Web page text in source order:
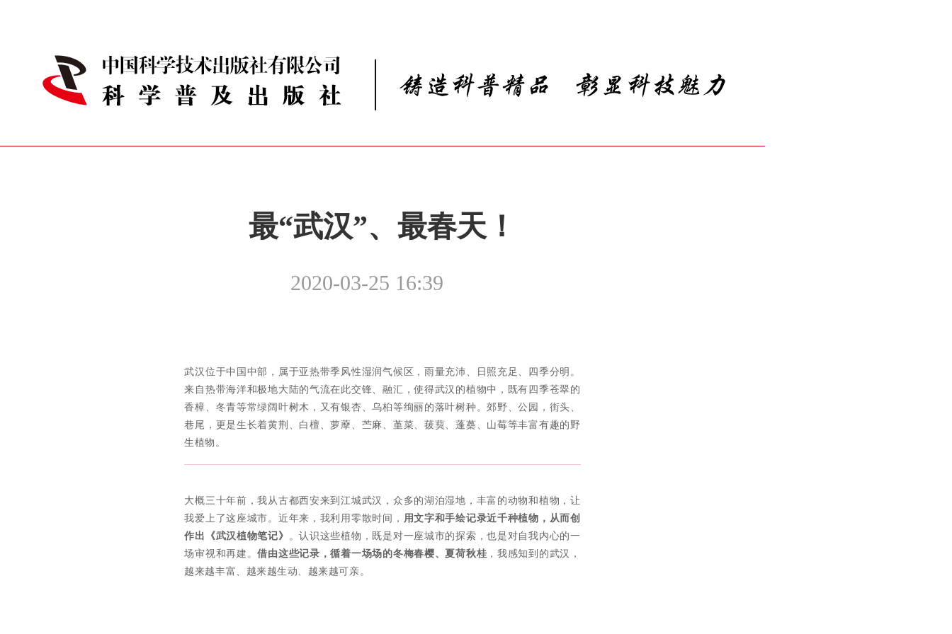
最“武汉”、最春天！
2020-03-25 16:39
武汉位于中国中部，属于亚热带季风性湿润气候区，雨量充沛、日照充足、四季分明。
来自热带海洋和极地大陆的气流在此交锋、融汇，使得武汉的植物中，既有四季苍翠的
香樟、冬青等常绿阔叶树木，又有银杏、乌桕等绚丽的落叶树种。郊野、公园，街头、
巷尾，更是生长着黄荆、白檀、萝藦、苎麻、堇菜、菝葜、蓬蘽、山莓等丰富有趣的野
生植物。
大概三十年前，我从古都西安来到江城武汉，众多的湖泊湿地，丰富的动物和植物，让
我爱上了这座城市。近年来，我利用零散时间， 用文字和手绘记录近千种植物，从而创
作出《武汉植物笔记》 。认识这些植物，既是对一座城市的探索，也是对自我内心的一
场审视和再建。借由这些记录，循着一场场的冬梅春樱、夏荷秋桂 ，我感知到的武汉，
越来越丰富、越来越生动、越来越可亲。